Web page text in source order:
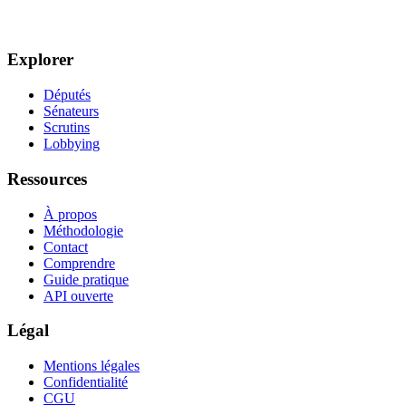
Explorer
Députés
Sénateurs
Scrutins
Lobbying
Ressources
À propos
Méthodologie
Contact
Comprendre
Guide pratique
API ouverte
Légal
Mentions légales
Confidentialité
CGU